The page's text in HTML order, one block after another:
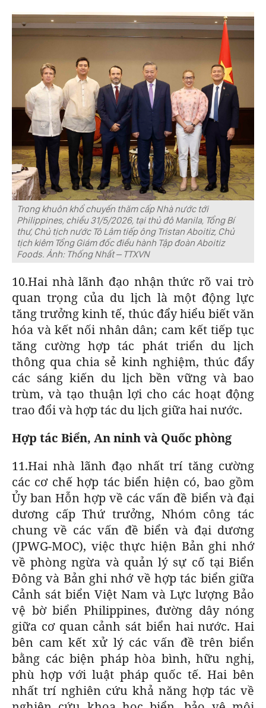
Trong khuôn khổ chuyến thăm cấp Nhà nước tới
Philippines, chiều 31/5/2026, tại thủ đô Manila, Tổng Bí
thư, Chủ tịch nước Tô Lâm tiếp ông Tristan Aboitiz, Chủ
tịch kiêm Tổng Giám đốc điều hành Tập đoàn Aboitiz
Foods. Ảnh: Thống Nhất – TTXVN
10.Hai nhà lãnh đạo nhận thức rõ vai trò
quan trọng của du lịch là một động lực
tăng trưởng kinh tế, thúc đẩy hiểu biết văn
hóa và kết nối nhân dân; cam kết tiếp tục
tăng cường hợp tác phát triển du lịch
thông qua chia sẻ kinh nghiệm, thúc đẩy
các sáng kiến du lịch bền vững và bao
trùm, và tạo thuận lợi cho các hoạt động
trao đổi và hợp tác du lịch giữa hai nước.
Hợp tác Biển, An ninh và Quốc phòng
11.Hai nhà lãnh đạo nhất trí tăng cường
các cơ chế hợp tác biển hiện có, bao gồm
Ủy ban Hỗn hợp về các vấn đề biển và đại
dương cấp Thứ trưởng, Nhóm công tác
chung về các vấn đề biển và đại dương
(JPWG-MOC), việc thực hiện Bản ghi nhớ
về phòng ngừa và quản lý sự cố tại Biển
Đông và Bản ghi nhớ về hợp tác biển giữa
Cảnh sát biển Việt Nam và Lực lượng Bảo
vệ bờ biển Philippines, đường dây nóng
giữa cơ quan cảnh sát biển hai nước. Hai
bên cam kết xử lý các vấn đề trên biển
bằng các biện pháp hòa bình, hữu nghị,
phù hợp với luật pháp quốc tế. Hai bên
nhất trí nghiên cứu khả năng hợp tác về